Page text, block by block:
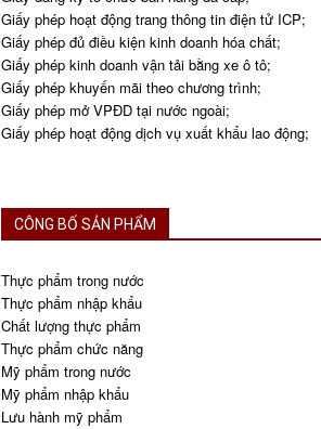
Giấy phép hoạt động trang thông tin điện tử ICP;
Giấy phép đủ điều kiện kinh doanh hóa chất;
Giấy phép kinh doanh vận tải bằng xe ô tô;
Giấy phép khuyến mãi theo chương trình;
Giấy phép mở VPĐD tại nước ngoài;
Giấy phép hoạt động dịch vụ xuất khẩu lao động;
CÔNG BỐ SẢN PHẨM
Thực phẩm trong nước
Thực phẩm nhập khẩu
Chất lượng thực phẩm
Thực phẩm chức năng
Mỹ phẩm trong nước
Mỹ phẩm nhập khẩu
Lưu hành mỹ phẩm